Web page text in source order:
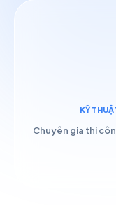
KỸ
Chuyên gia thi